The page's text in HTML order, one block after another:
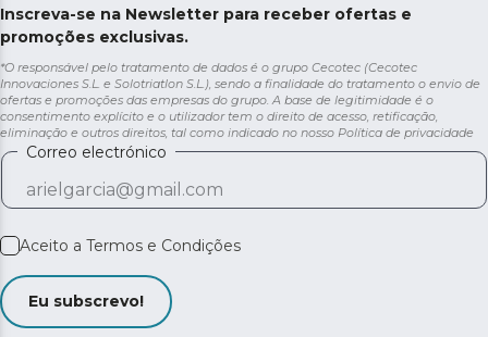
Inscreva-se na Newsletter para receber ofertas e
promoções exclusivas.
*O responsável pelo tratamento de dados é o grupo Cecotec (Cecotec
Innovaciones S.L. e Solotriatlon S.L.), sendo a finalidade do tratamento o envio de
ofertas e promoções das empresas do grupo. A base de legitimidade é o
consentimento explícito e o utilizador tem o direito de acesso, retificação,
eliminação e outros direitos, tal como indicado no nosso Política de privacidade
Correo electrónico
Aceito a Termos e Condições
Eu subscrevo!